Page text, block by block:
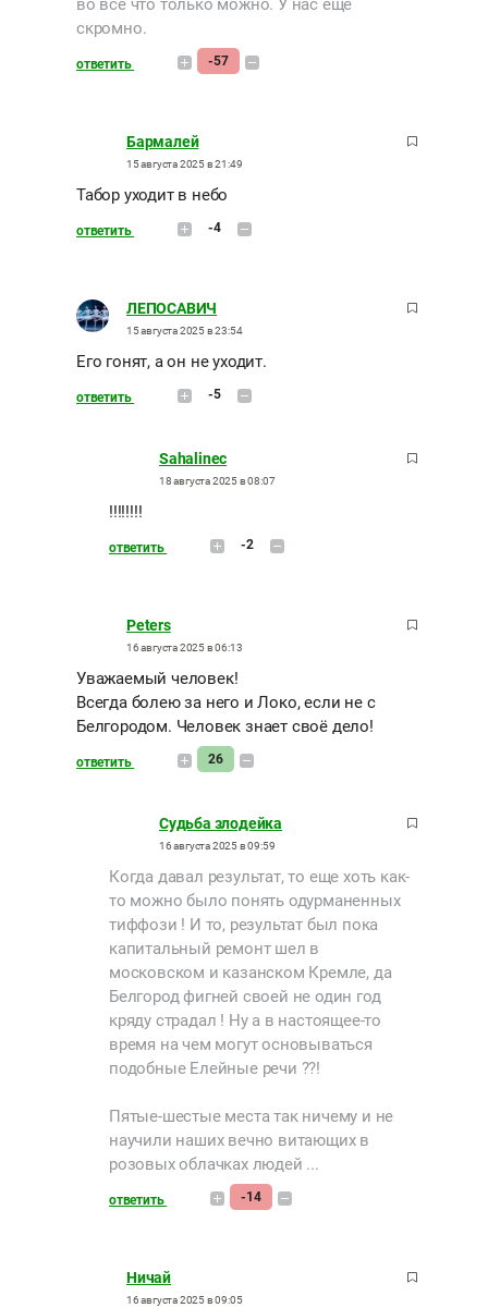
во всё что только можно. У нас ещё
скромно.
ответить -57
Бармалей
15 августа 2025 в 21:49
Табор уходит в небо
ответить -4
ЛЕПОСАВИЧ
15 августа 2025 в 23:54
Его гонят, а он не уходит.
ответить -5
Sahalinec
18 августа 2025 в 08:07
!!!!!!!!
ответить -2
Peters
16 августа 2025 в 06:13
Уважаемый человек!
Всегда болею за него и Локо, если не с
Белгородом. Человек знает своё дело!
ответить 26
Судьба злодейка
16 августа 2025 в 09:59
Когда давал результат, то еще хоть как-
то можно было понять одурманенных
тиффози ! И то, результат был пока
капитальный ремонт шел в
московском и казанском Кремле, да
Белгород фигней своей не один год
кряду страдал ! Ну а в настоящее-то
время на чем могут основываться
подобные Елейные речи ??!
Пятые-шестые места так ничему и не
научили наших вечно витающих в
розовых облачках людей ...
ответить -14
Ничай
16 августа 2025 в 09:05